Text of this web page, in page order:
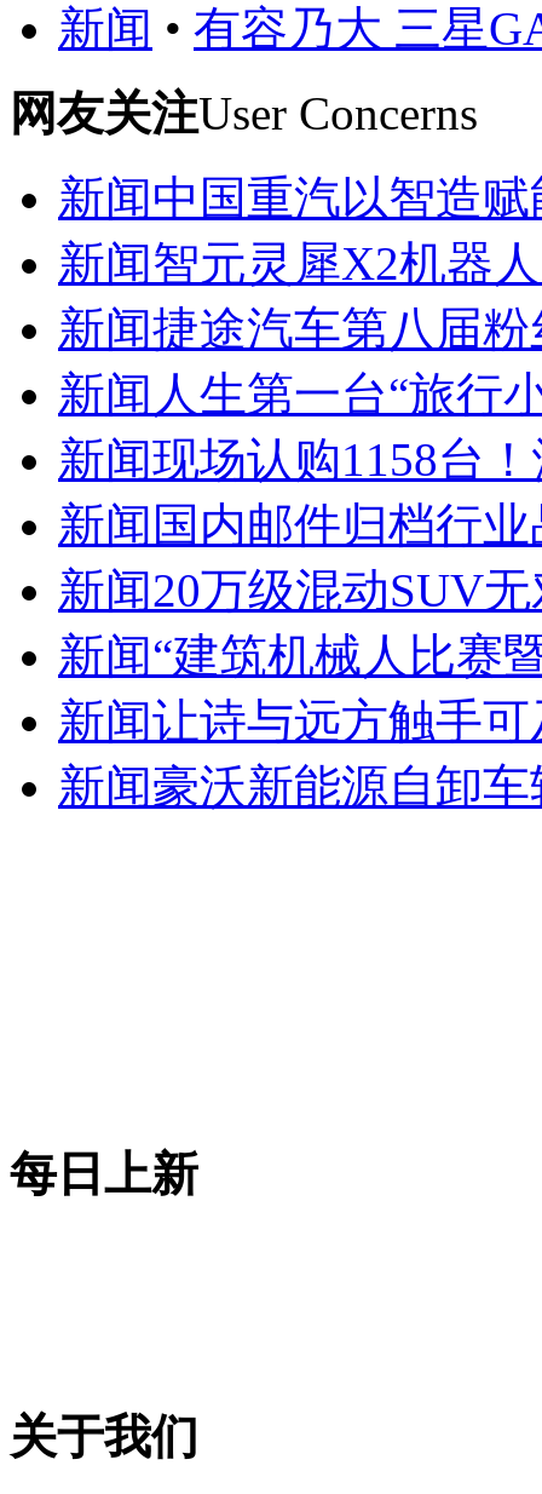
新闻 • 有容乃大 三星
网友关注User Concerns
新闻中国重汽以智造
新闻智元灵犀X2机器
新闻捷途汽车第八届
新闻 人生第一台“旅行
新闻现场认购1158台
新闻 国内邮件归档行
新闻20万级混动SUV
新闻“建筑机械人比赛
新闻让诗与远方触手
新闻豪沃新能源自卸
每日上新
关于我们